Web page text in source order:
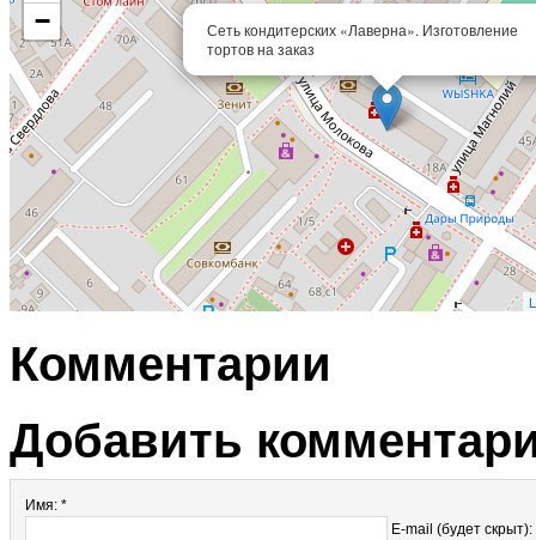
Сеть кондитерских «Лаверна». Изготовление
тортов на заказ
−
Комментарии
Добавить
Имя: *
E-mail (будет скрыт):